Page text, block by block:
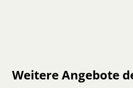
Weitere Angebote